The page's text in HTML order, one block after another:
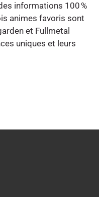
informations 100 %
animes favoris sont
et Fullmetal
uniques et leurs